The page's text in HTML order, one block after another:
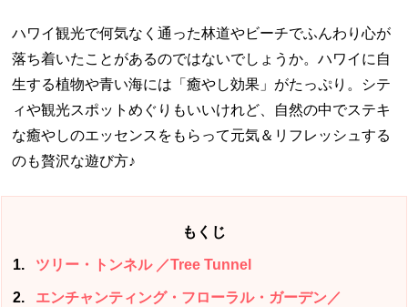
ハワイ観光で何気なく通った林道やビーチでふんわり心が
落ち着いたことがあるのではないでしょうか。ハワイに自
生する植物や青い海には「癒やし効果」がたっぷり。シテ
ィや観光スポットめぐりもいいけれど、自然の中でステキ
な癒やしのエッセンスをもらって元気＆リフレッシュする
のも贅沢な遊び方♪
もくじ
1 ツリー・トンネル ／Tree Tunnel
2
エンチャンティング・フローラル・ガーデン／